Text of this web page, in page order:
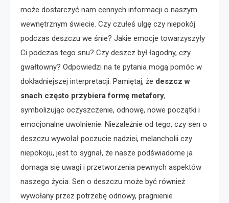
może dostarczyć nam cennych informacji o naszym
wewnętrznym świecie. Czy czułeś ulgę czy niepokój
podczas deszczu we śnie? Jakie emocje towarzyszyły
Ci podczas tego snu? Czy deszcz był łagodny, czy
gwałtowny? Odpowiedzi na te pytania mogą pomóc w
dokładniejszej interpretacji. Pamiętaj, że deszcz w
snach często przybiera formę metafory,
symbolizując oczyszczenie, odnowę, nowe początki i
emocjonalne uwolnienie. Niezależnie od tego, czy sen o
deszczu wywołał poczucie nadziei, melancholii czy
niepokoju, jest to sygnał, że nasze podświadome ja
domaga się uwagi i przetworzenia pewnych aspektów
naszego życia. Sen o deszczu może być również
wywołany przez potrzebę odnowy, pragnienie